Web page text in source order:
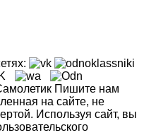
Пишите нам
на сайте, не
Используя сайт, вы